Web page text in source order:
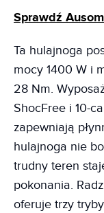
Sprawdź
Ta hulajnoga
mocy 1400 W i
28 Nm.
ShocFree i 10-
zapewniają
hulajnoga nie
trudny teren
pokonania.
oferuje trzy